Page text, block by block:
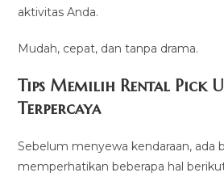
aktivitas Anda.
Mudah, cepat, dan tanpa drama.
Tips Memilih Rental Pick
Terpercaya
Sebelum menyewa kendaraan, ada
memperhatikan beberapa hal